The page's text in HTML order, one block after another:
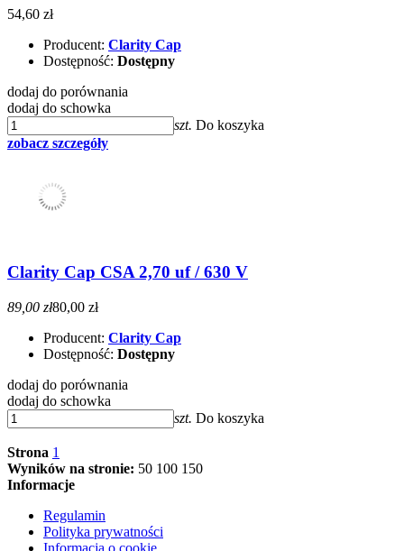
54,60 zł
Producent: Clarity Cap
Dostępność: Dostępny
dodaj do porównania
dodaj do schowka
szt. Do koszyka
zobacz szczegóły
Clarity Cap CSA 2,70 uf / 630 V
89,00 zł80,00 zł
Producent: Clarity Cap
Dostępność: Dostępny
dodaj do porównania
dodaj do schowka
szt. Do koszyka
Strona 1
Wyników na stronie: 50 100 150
Informacje
Regulamin
Polityka prywatności
Informacja o cookie